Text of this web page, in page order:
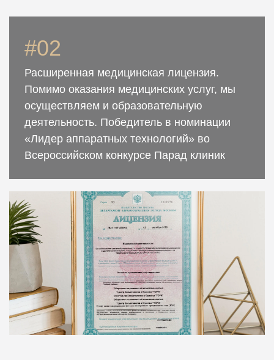
#02
Расширенная медицинская лицензия.
Помимо оказания медицинских услуг, мы
осуществляем и образовательную
деятельность. Победитель в номинации
«Лидер аппаратных технологий» во
Всероссийском конкурсе Парад клиник